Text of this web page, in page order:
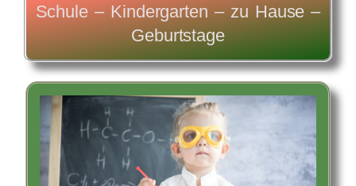
Schule – Kindergarten – zu Hause –
Geburtstage